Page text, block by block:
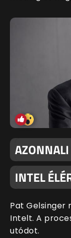
AZONNALI
INTEL
Pat Gelsinger
Intelt. A
utódot.